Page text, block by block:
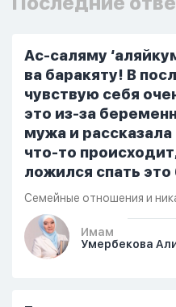
Ас-саляму
ва баракяту! В
чувствую себя
это из-за
мужа и
что-то
ложился спать
одиннадцати
разбудила его,
Он ответил: «Я
стало очень
Семейные отношения и
Имам
Умербекова